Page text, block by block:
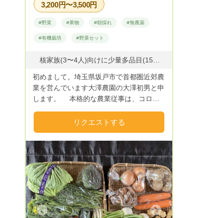
3,200円〜3,500円
#野菜 #果物 #朝採れ #無農薬
#有機栽培 #野菜セット
初めまして。埼玉県坂戸市で首都圏近郊農
業を営んでいます大澤農園の大澤初男と申
します。 本格的な農業従事は、コロナ
ヤの農家です。 健康と趣味を兼ねて、
楽しく野菜や果物作りに励んでいます。
野菜作りは、有機栽培(牛糞などの有機
肥料を主体)と自然成分の植物活性剤、コ
ンパニオンプランツを活用して、無農薬、
減農薬栽培を心がけています。 併せ
て、30年前に子どもたちのために植えた四
季折々の果物も食べきれなくなり販売して
います。
リクエストする
Next